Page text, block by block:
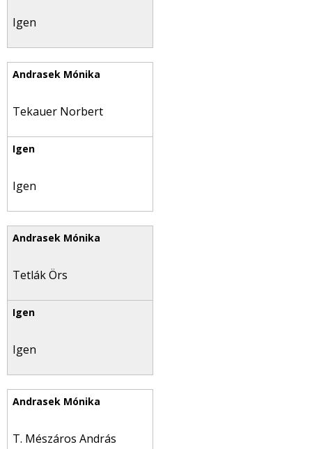
Igen
Tekauer Norbert
Igen
Tetlák Örs
Igen
T. Mészáros András